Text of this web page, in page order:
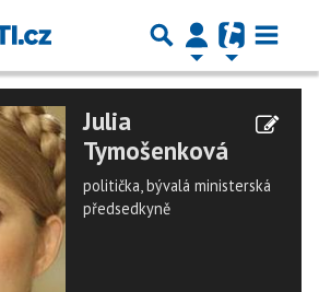
Julia
Tymošenková
politička, bývalá ministerská
předsedkyně